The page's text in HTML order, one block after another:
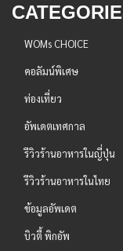
WOMs CHOICE
คอลัมน์พิเศษ
ท่องเที่ยว
อัพเดตเทศกาล
รีวิวร้านอาหารในญี่ปุ่น
รีวิวร้านอาหารในไทย
ข้อมูลอัพเดต
บิวตี้ พิกอัพ